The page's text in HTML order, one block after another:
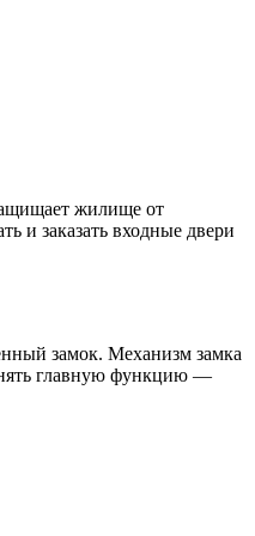
жилище от
и заказать входные двери
замок. Механизм замка
главную функцию —